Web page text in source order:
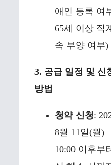
애인 등록 여
65세 이상 직
속 부양 여부)
3. 공급 일정 및 신
방법
청약 신청:
8월 11일(월)
10:00 이후부